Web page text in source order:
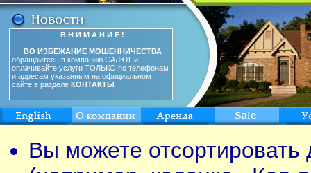
В Н И М А Н И Е !
ВО ИЗБЕЖАНИЕ МОШЕННИЧЕСТВА
обращайтесь в компанию САЛЮТ и
оплачивайте услуги ТОЛЬКО по телефонам
и адресам указанным на официальном
сайте в разделе КОНТАКТЫ
Вы можете